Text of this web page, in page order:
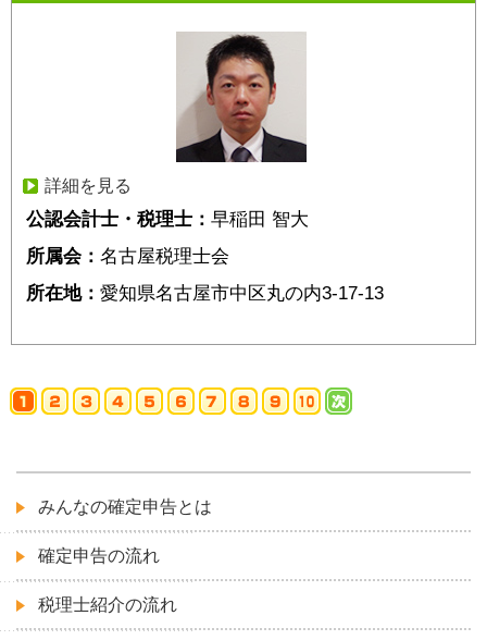
詳細を見る
公認会計士・税理士： 早稲田 智大
所属会： 名古屋税理士会
所在地： 愛知県名古屋市中区丸の内3-17-13
みんなの確定申告とは
確定申告の流れ
税理士紹介の流れ